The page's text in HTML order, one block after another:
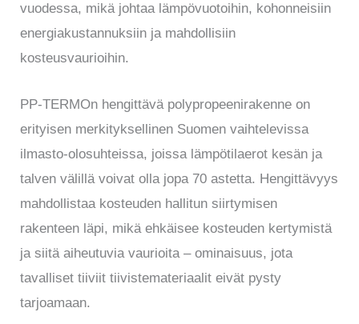
vuodessa, mikä johtaa lämpövuotoihin, kohonneisiin
energiakustannuksiin ja mahdollisiin
kosteusvaurioihin.
PP-TERMOn hengittävä polypropeenirakenne on
erityisen merkityksellinen Suomen vaihtelevissa
ilmasto-olosuhteissa, joissa lämpötilaerot kesän ja
talven välillä voivat olla jopa 70 astetta. Hengittävyys
mahdollistaa kosteuden hallitun siirtymisen
rakenteen läpi, mikä ehkäisee kosteuden kertymistä
ja siitä aiheutuvia vaurioita – ominaisuus, jota
tavalliset tiiviit tiivistemateriaalit eivät pysty
tarjoamaan.